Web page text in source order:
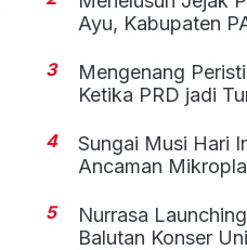
Ayu, Kabupaten
3
Mengenang
Ketika PRD jadi
4
Sungai Musi Hari
Ancaman
5
Nurrasa
Balutan Konser